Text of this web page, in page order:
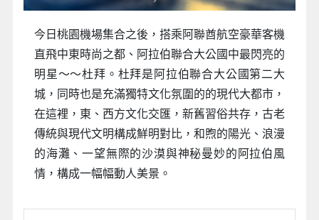
今日桃園機場集合之後，搭乘阿聯酋航空豪華客機
直飛中東時尚之都、阿拉伯聯合大公國中最閃亮的
明星～～杜拜。杜拜是阿拉伯聯合大公國第二大
城，同時也是充滿獨特文化氛圍的的現代大都市，
在這裡，東、西方文化交匯，新舊習俗共存，古老
傳統與現代文明構成鮮明對比，和煦的陽光、浪漫
的海灘、一望無際的沙漠與神秘曼妙的阿拉伯風
情，構成一幅幅動人美景。